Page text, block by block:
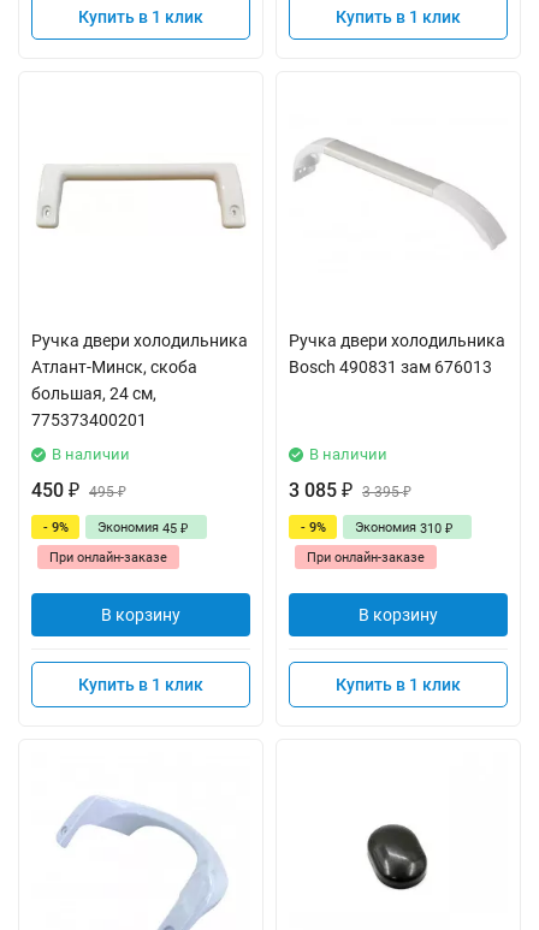
Купить в 1 клик Купить в 1 клик
Ручка двери холодильника
Атлант-Минск, скоба
большая, 24 см,
775373400201
В наличии
450 ₽ 495₽
- 9% Экономия 45 ₽
При онлайн-заказе
В корзину
Купить в 1 клик
Ручка двери холодильника
Bosch 490831 зам 676013
В наличии
3 085 ₽ 3 395₽
- 9% Экономия 310 ₽
При онлайн-заказе
В корзину
Купить в 1 клик